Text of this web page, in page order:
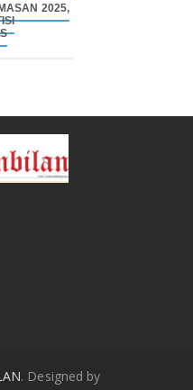
2025,
. Designed by